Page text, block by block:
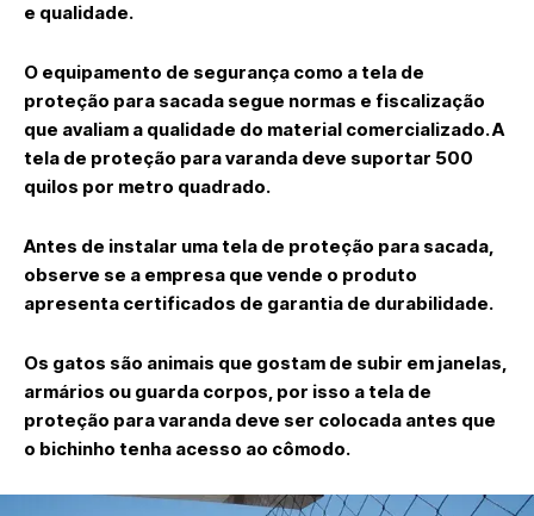
e qualidade.
O equipamento de segurança como a tela de
proteção para sacada segue normas e fiscalização
que avaliam a qualidade do material comercializado. A
tela de proteção para varanda deve suportar 500
quilos por metro quadrado.
Antes de instalar uma tela de proteção para sacada,
observe se a empresa que vende o produto
apresenta certificados de garantia de durabilidade.
Os gatos são animais que gostam de subir em janelas,
armários ou guarda corpos, por isso a tela de
proteção para varanda deve ser colocada antes que
o bichinho tenha acesso ao cômodo.